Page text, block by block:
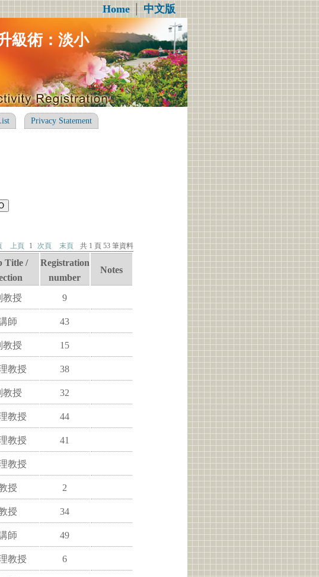
Home│中文版
級術：淡小
Privacy Statement
上頁 1 次頁 末頁 共 1 頁 53 筆資料
Title /
Registration
number
Notes
教授 9
師 43
教授 15
教授 38
教授 32
教授 44
教授 41
教授
授 2
授 34
師 49
教授 6